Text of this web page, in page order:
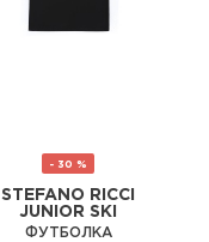
- 30 %
STEFANO RICCI
JUNIOR SKI
ФУТБОЛКА